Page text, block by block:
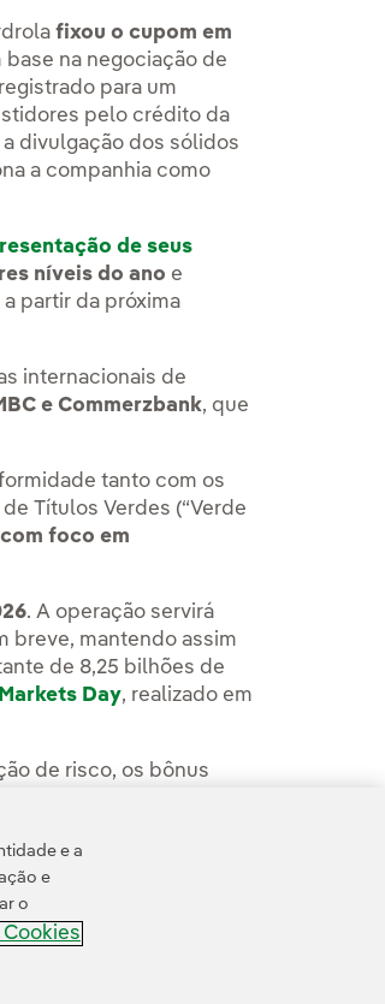
fixou o cupom em
na negociação de
para um
pelo crédito da
a divulgação dos sólidos
a companhia como
de seus
níveis do ano e
partir da próxima
internacionais de
e Commerzbank, que
tanto com os
Títulos Verdes (“Verde
foco em
. A operação servirá
breve, mantendo assim
de 8,25 bilhões de
Day, realizado em
de risco, os bônus
e a
e
o